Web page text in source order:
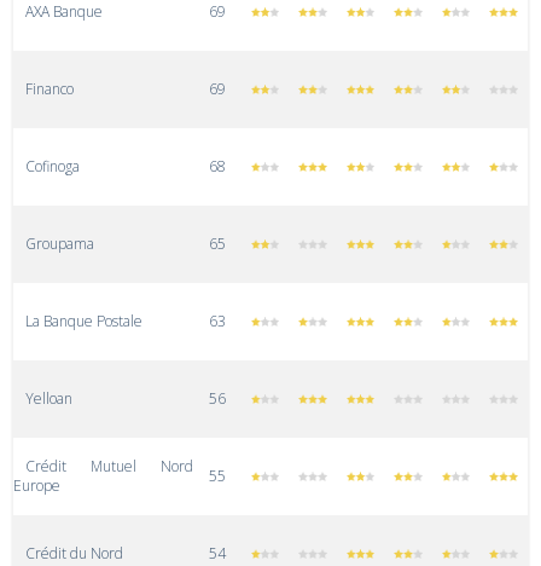
AXA Banque 69
Financo 69
Cofinoga 68
Groupama 65
La Banque Postale 63
Yelloan 56
Crédit Mutuel Nord
Europe
55
Crédit du Nord 54